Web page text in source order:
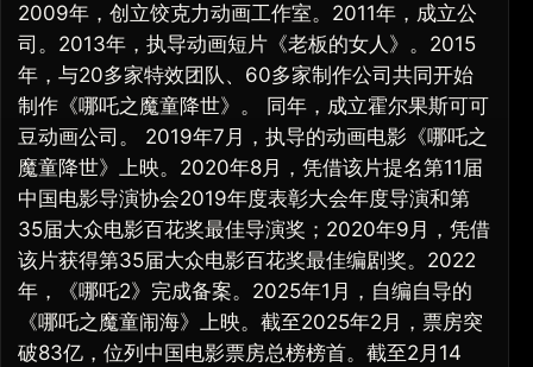
2009年，创立饺克力动画工作室。2011年，成立公
司。2013年，执导动画短片《老板的女人》。2015
年，与20多家特效团队、60多家制作公司共同开始
制作《哪吒之魔童降世》。 同年，成立霍尔果斯可可
豆动画公司。 2019年7月，执导的动画电影《哪吒之
魔童降世》上映。2020年8月，凭借该片提名第11届
中国电影导演协会2019年度表彰大会年度导演和第
35届大众电影百花奖最佳导演奖；2020年9月，凭借
该片获得第35届大众电影百花奖最佳编剧奖。2022
年，《哪吒2》完成备案。2025年1月，自编自导的
《哪吒之魔童闹海》上映。截至2025年2月，票房突
破83亿，位列中国电影票房总榜榜首。截至2月14